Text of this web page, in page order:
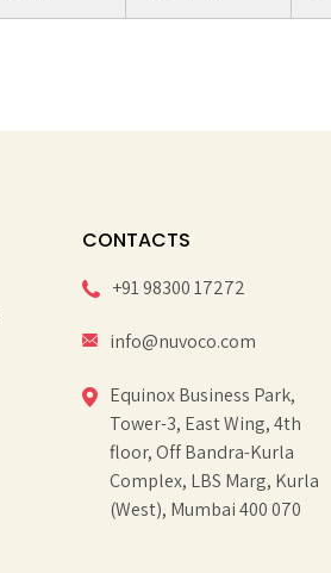
CONTACTS
+91 98300 17272
info@nuvoco.com
Equinox Business Park,
Tower-3, East Wing, 4th
floor, Off Bandra-Kurla
Complex, LBS Marg, Kurla
(West), Mumbai 400 070